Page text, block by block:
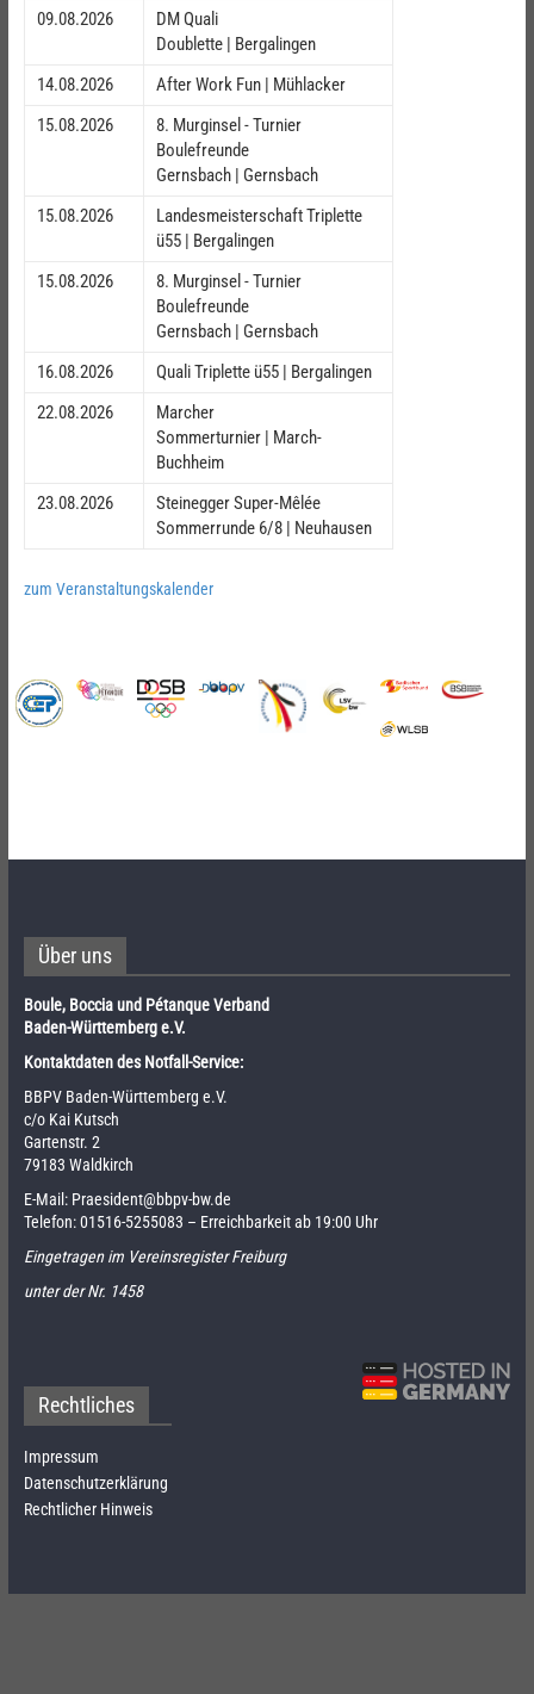
09.08.2026
DM Quali
Doublette | Bergalingen
14.08.2026
After Work Fun | Mühlacker
15.08.2026
8. Murginsel - Turnier
Boulefreunde
Gernsbach | Gernsbach
15.08.2026
Landesmeisterschaft Triplette
ü55 | Bergalingen
15.08.2026
8. Murginsel - Turnier
Boulefreunde
Gernsbach | Gernsbach
16.08.2026
Quali Triplette ü55 | Bergalingen
22.08.2026
Marcher
Sommerturnier | March-
Buchheim
23.08.2026
Steinegger Super-Mêlée
Sommerrunde 6/8 | Neuhausen
zum Veranstaltungskalender
Über uns
Boule, Boccia und Pétanque Verband
Baden-Württemberg e.V.
Kontaktdaten des Notfall-Service:
BBPV Baden-Württemberg e.V.
c/o Kai Kutsch
Gartenstr. 2
79183 Waldkirch
E-Mail: Praesident@bbpv-bw.de
Telefon:01516-5255083 – Erreichbarkeit ab 19:00 Uhr
Eingetragen im Vereinsregister Freiburg
unter der Nr. 1458
Rechtliches
Impressum
Datenschutzerklärung
Rechtlicher Hinweis